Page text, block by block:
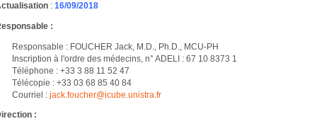
: 16/09/2018
:
Responsable : FOUCHER Jack, M.D., Ph.D., MCU-PH
Inscription à l'ordre des médecins, n° ADELI : 67 10 8373 1
Téléphone : +33 3 88 11 52 47
Télécopie : +33 03 68 85 40 84
Courriel : jack.foucher@icube.unistra.fr
: